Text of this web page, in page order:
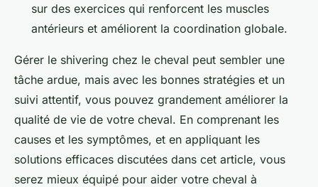
sur des exercices qui renforcent les muscles
antérieurs et améliorent la coordination globale.
Gérer le shivering chez le cheval peut sembler une
tâche ardue, mais avec les bonnes stratégies et un
suivi attentif, vous pouvez grandement améliorer la
qualité de vie de votre cheval. En comprenant les
causes et les symptômes, et en appliquant les
solutions efficaces discutées dans cet article, vous
serez mieux équipé pour aider votre cheval à